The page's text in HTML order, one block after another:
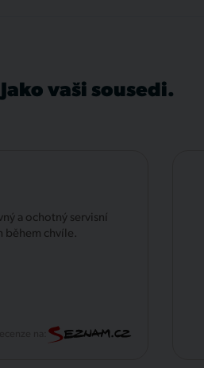
vaši sousedi.
a ochotný servisní
během chvíle.